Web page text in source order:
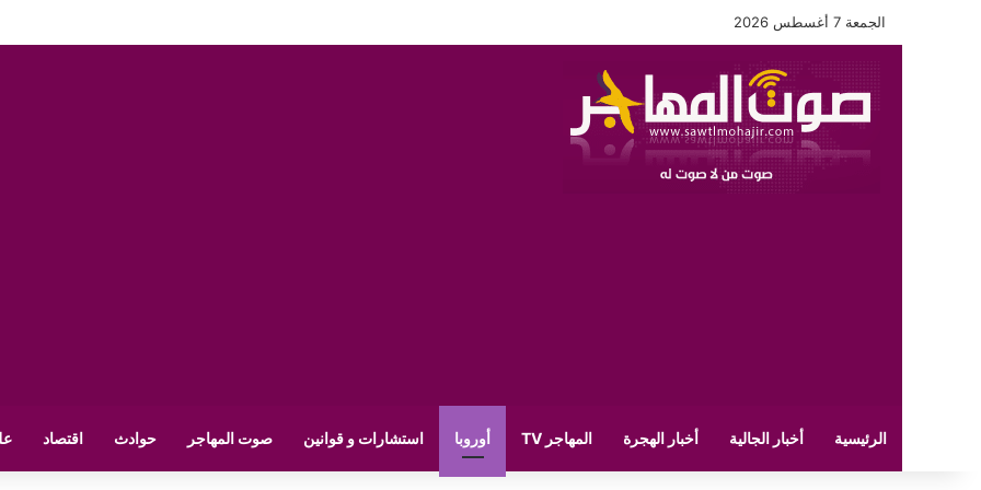
الجمعة 7 أغسطس 2026
الرئيسية أخبار الجالية أخبار الهجرة المهاجر TV أوروبا استشارات و قوانين صوت المهاجر حوادث اقتصاد